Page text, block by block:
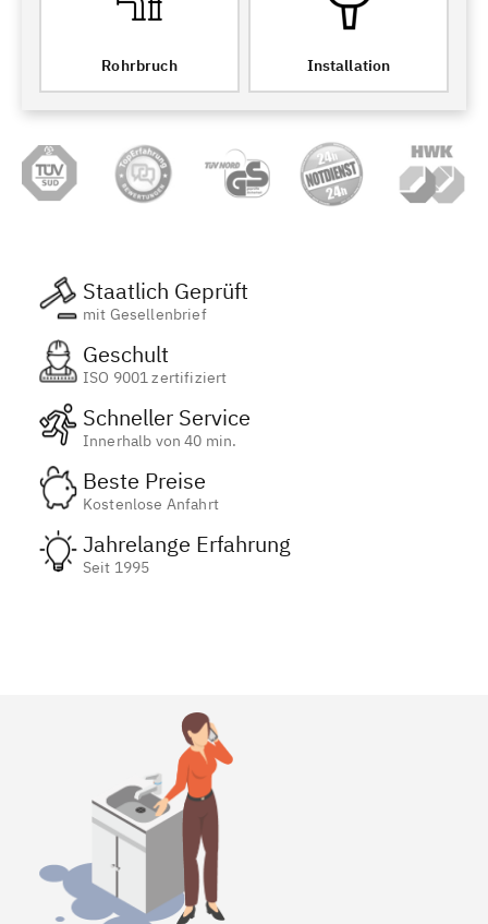
Rohrbruch Installation
Staatlich Geprüft
mit Gesellenbrief
Geschult
ISO 9001 zertifiziert
Schneller Service
Innerhalb von 40 min.
Beste Preise
Kostenlose Anfahrt
Jahrelange Erfahrung
Seit 1995